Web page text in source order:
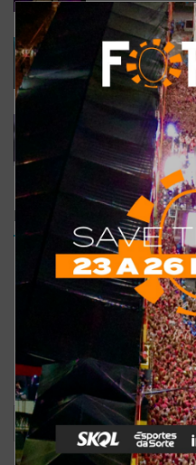
6 DE SETEMBRO
Gusttavo Lima
festival em
9 DE JULHO DE
Bell Marques
repertório do
6 DE ABRIL DE 2020
Enquetes
Como
Pode ser melhorado
Sem comentários